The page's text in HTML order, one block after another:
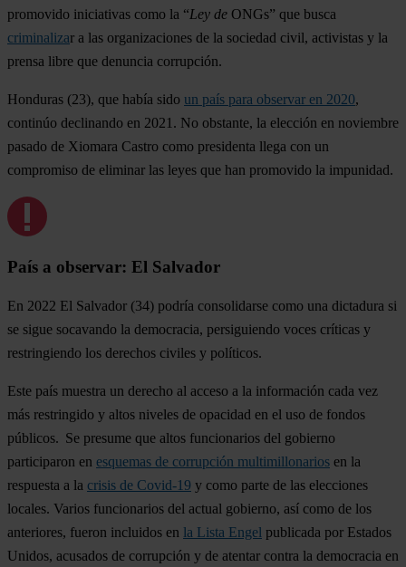
promovido iniciativas como la “Ley de ONGs” que busca
criminalizar a las organizaciones de la sociedad civil, activistas y la
prensa libre que denuncia corrupción.
Honduras (23), que había sido un país para observar en 2020,
continúo declinando en 2021. No obstante, la elección en noviembre
pasado de Xiomara Castro como presidenta llega con un
compromiso de eliminar las leyes que han promovido la impunidad.
País a observar: El Salvador
En 2022 El Salvador (34) podría consolidarse como una dictadura si
se sigue socavando la democracia, persiguiendo voces críticas y
restringiendo los derechos civiles y políticos.
Este país muestra un derecho al acceso a la información cada vez
más restringido y altos niveles de opacidad en el uso de fondos
públicos. Se presume que altos funcionarios del gobierno
participaron en esquemas de corrupción multimillonarios en la
respuesta a la crisis de Covid-19 y como parte de las elecciones
locales. Varios funcionarios del actual gobierno, así como de los
anteriores, fueron incluidos en la Lista Engel publicada por Estados
Unidos, acusados de corrupción y de atentar contra la democracia en